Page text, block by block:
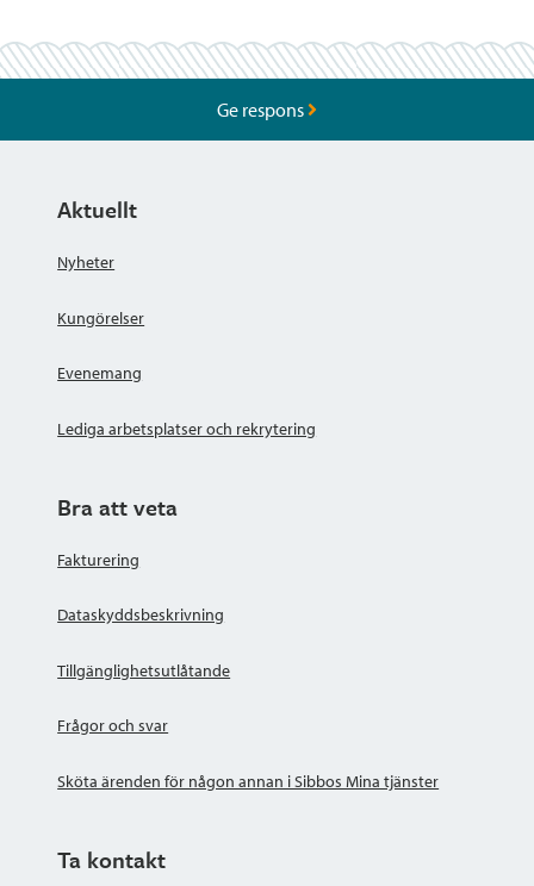
Ge respons
Aktuellt
Nyheter
Kungörelser
Evenemang
Lediga arbetsplatser och rekrytering
Bra att veta
Fakturering
Dataskyddsbeskrivning
Tillgänglighetsutlåtande
Frågor och svar
Sköta ärenden för någon annan i Sibbos Mina tjänster
Ta kontakt